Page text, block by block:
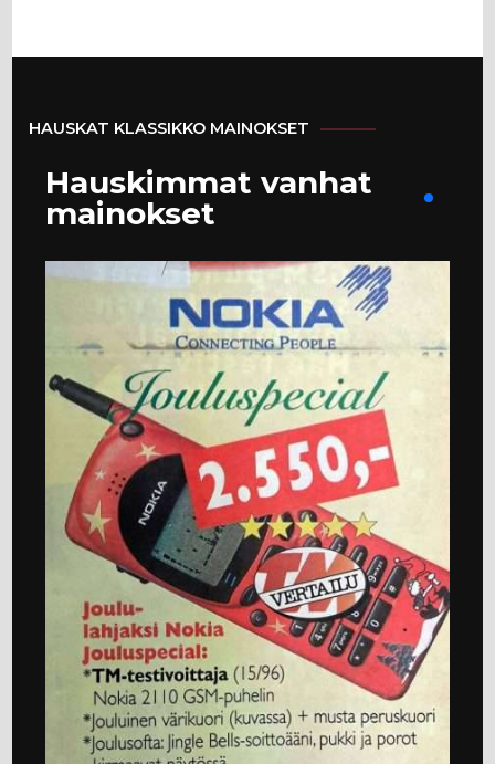
HAUSKAT KLASSIKKO MAINOKSET
Hauskimmat vanhat
mainokset